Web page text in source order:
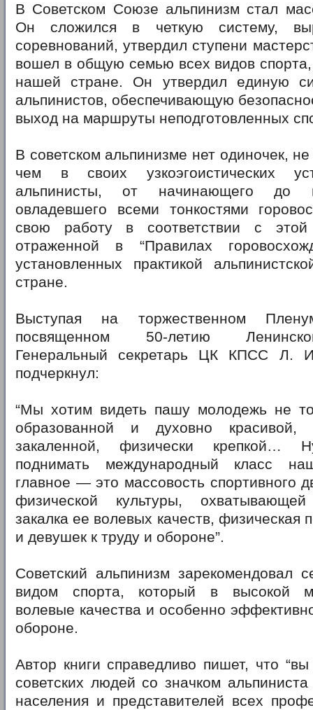
В Советском Союзе альпинизм стал
Он сложился в четкую систему,
соревнований, утвердил ступени
вошел в общую семью всех видов спорта,
нашей стране. Он утвердил единую
альпинистов, обеспечивающую
выход на маршруты неподготовленных
В советском альпинизме нет одиночек,
чем в своих узкоэгоистических
альпинисты, от начинающего до
овладевшего всеми тонкостями
свою работу в соответствии с этой
отраженной в “Правилах
установленных практикой
стране.
Выступая на торжественном
посвященном 50-летию
Генеральный секретарь ЦК КПСС Л.
подчеркнул:
“Мы хотим видеть пашу молодежь не
образованной и духовно
закаленной, физически крепкой…
поднимать международный класс
главное — это массовость спортивного
физической культуры,
закалка ее волевых качеств, физическая
и девушек к труду и обороне”.
Советский альпинизм зарекомендовал
видом спорта, который в высокой
волевые качества и особенно
обороне.
Автор книги справедливо пишет, что
советских людей со значком
населения и представителей всех